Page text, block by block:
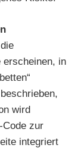
erscheinen, in
wird
Code zur
integriert